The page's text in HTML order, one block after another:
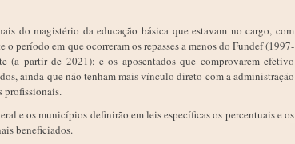
do magistério da educação básica que estavam no cargo, com
período em que ocorreram os repasses a menos do Fundef (1997-
(a partir de 2021); e os aposentados que comprovarem efetivo
ainda que não tenham mais vínculo direto com a administração
profissionais.
e os municípios definirão em leis específicas os percentuais e os
beneficiados.